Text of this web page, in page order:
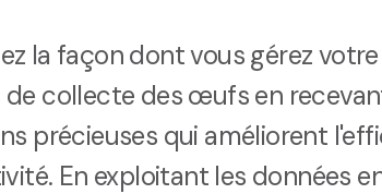
la façon dont vous gérez votre
de collecte des œufs en
précieuses qui améliorent
En exploitant les données